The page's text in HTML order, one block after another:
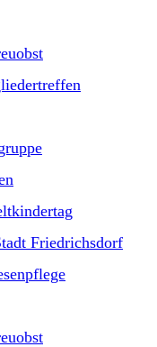
Friedrichsdorf